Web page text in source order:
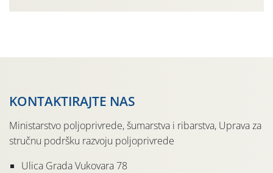
KONTAKTIRAJTE NAS
Ministarstvo poljoprivrede, šumarstva i ribarstva, Uprava za
stručnu podršku razvoju poljoprivrede
Ulica Grada Vukovara 78